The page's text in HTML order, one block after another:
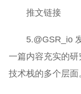
推文链接
5.@GSR_io
一篇内容充实的
技术栈的多个层面